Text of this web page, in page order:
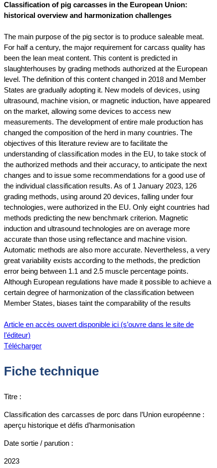
Classification of pig carcasses in the European Union:
historical overview and harmonization challenges
The main purpose of the pig sector is to produce saleable meat.
For half a century, the major requirement for carcass quality has
been the lean meat content. This content is predicted in
slaughterhouses by grading methods authorized at the European
level. The definition of this content changed in 2018 and Member
States are gradually adopting it. New models of devices, using
ultrasound, machine vision, or magnetic induction, have appeared
on the market, allowing some devices to access new
measurements. The development of entire male production has
changed the composition of the herd in many countries. The
objectives of this literature review are to facilitate the
understanding of classification modes in the EU, to take stock of
the authorized methods and their accuracy, to anticipate the next
changes and to issue some recommendations for a good use of
the individual classification results. As of 1 January 2023, 126
grading methods, using around 20 devices, falling under four
technologies, were authorized in the EU. Only eight countries had
methods predicting the new benchmark criterion. Magnetic
induction and ultrasound technologies are on average more
accurate than those using reflectance and machine vision.
Automatic methods are also more accurate. Nevertheless, a very
great variability exists according to the methods, the prediction
error being between 1.1 and 2.5 muscle percentage points.
Although European regulations have made it possible to achieve a
certain degree of harmonization of the classification between
Member States, biases taint the comparability of the results
Article en accès ouvert disponible ici (s’ouvre dans le site de
l’éditeur)
Télécharger
Fiche technique
Titre :
Classification des carcasses de porc dans l’Union européenne :
aperçu historique et défis d’harmonisation
Date sortie / parution :
2023